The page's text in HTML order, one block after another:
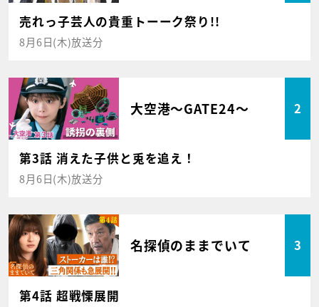
売れっ子芸人の貴重トーーク祭り!!
8月6日(木)放送分
大空港～GATE24～ 2
第3話 消えた子供と兎を追え！
8月6日(木)放送分
名探偵のままでいて 3
第4話 超戦慄展開